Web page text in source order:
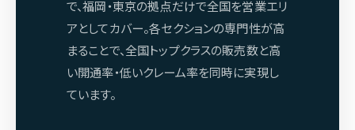
で、福岡・東京の拠点だけで全国を営業エリ
アとしてカバー。各セクションの専門性が高
まることで、全国トップクラスの販売数と高
い開通率・低いクレーム率を同時に実現し
ています。